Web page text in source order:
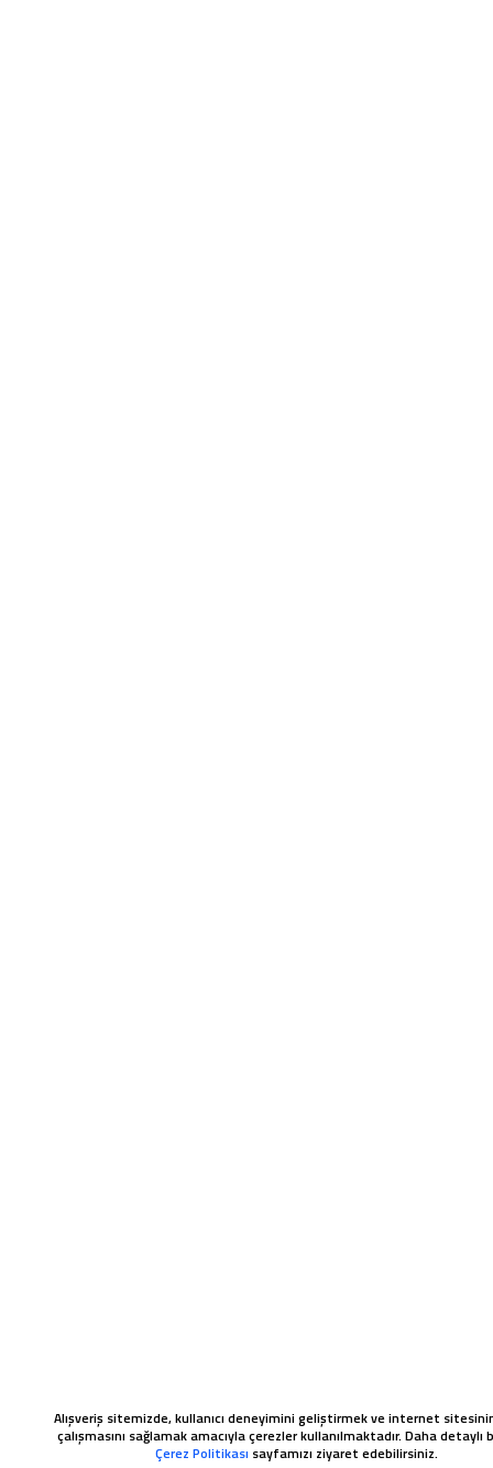
Alışveriş sitemizde, kullanıcı deneyimini geliştirmek ve internet
çalışmasını sağlamak amacıyla çerezler kullanılmaktadır. Daha detaylı
Çerez Politikası sayfamızı ziyaret edebilirsiniz.